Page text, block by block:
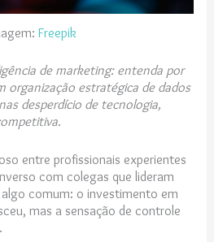
Freepik
de marketing: entenda por
organização estratégica de dados
desperdício de tecnologia,
entre profissionais experientes
com colegas que lideram
comum: o investimento em
mas a sensação de controle